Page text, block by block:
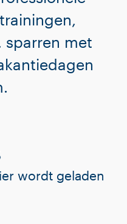
sparren met
wordt geladen